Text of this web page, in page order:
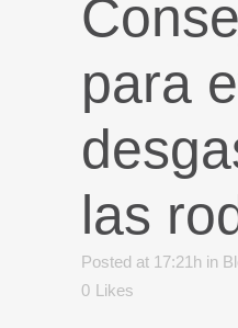
para
las
Posted at 17:21h in
0 Likes